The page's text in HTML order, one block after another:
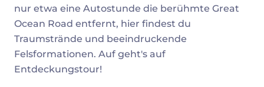
nur etwa eine Autostunde die berühmte Great
Ocean Road entfernt, hier findest du
Traumstrände und beeindruckende
Felsformationen. Auf geht's auf
Entdeckungstour!